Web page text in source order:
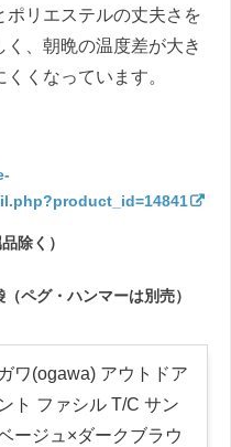
ポリエステルの丈夫さを
、朝晩の温度差が大き
くなっています。
除く）
ペグ・ハンマーは別売）
ワ(ogawa) アウトドア
ト ファシル T/C サン
ージュ×ダークブラウ